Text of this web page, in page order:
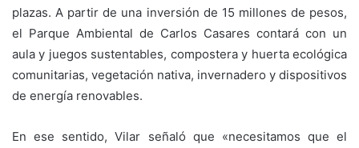
plazas. A partir de una inversión de 15 millones de pesos,
el Parque Ambiental de Carlos Casares contará con un
aula y juegos sustentables, compostera y huerta ecológica
comunitarias, vegetación nativa, invernadero y dispositivos
de energía renovables.
En ese sentido, Vilar señaló que «necesitamos que el